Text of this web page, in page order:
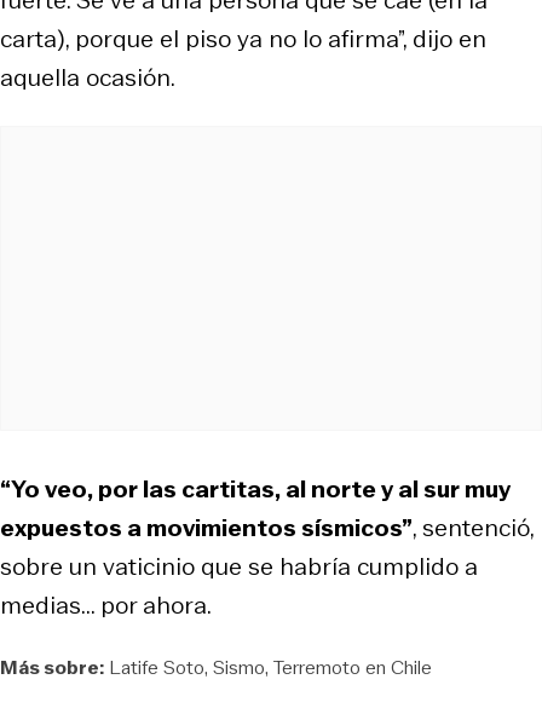
carta), porque el piso ya no lo afirma”, dijo en
aquella ocasión.
“Yo veo, por las cartitas, al norte y al sur muy
expuestos a movimientos sísmicos”, sentenció,
sobre un vaticinio que se habría cumplido a
medias... por ahora.
Más sobre: Latife Soto Sismo Terremoto en Chile